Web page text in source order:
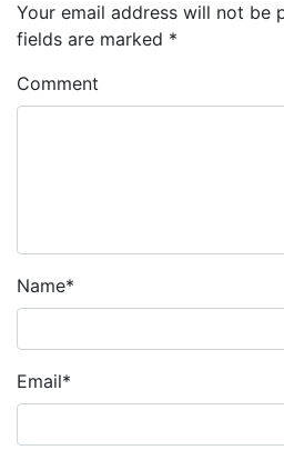
Your email address will not be
fields are marked *
Comment
Name*
Email*